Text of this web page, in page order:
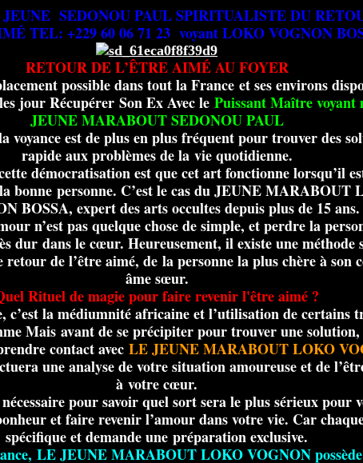
SEDONOU PAUL SPIRITUALISTE DU
TEL: +229 60 06 71 23 voyant LOKO VOGNON
RETOUR DE L’ÊTRE AIMÉ AU FOYER
possible dans tout la France et ses environs
jour Récupérer Son Ex Avec le Puissant Maître voyant
JEUNE MARABOUT SEDONOU PAUL
voyance est de plus en plus fréquent pour trouver des
rapide aux problèmes de la vie quotidienne.
démocratisation est que cet art fonctionne lorsqu’il
bonne personne. C’est le cas du JEUNE MARABOUT
BOSSA, expert des arts occultes depuis plus de 15 ans.
n’est pas quelque chose de simple, et perdre la
dur dans le cœur. Heureusement, il existe une méthode
retour de l’être aimé, de la personne la plus chère à son
âme sœur.
Rituel de magie pour faire revenir l'être aimé ?
c’est la médiumnité africaine et l’utilisation de certains
Mais avant de se précipiter pour trouver une
contact avec LE JEUNE MARABOUT LOKO
une analyse de votre situation amoureuse et de
à votre cœur.
pour savoir quel sort sera le plus sérieux pour
et faire revenir l’amour dans votre vie. Car
spécifique et demande une préparation exclusive.
LE JEUNE MARABOUT LOKO VOGNON possède